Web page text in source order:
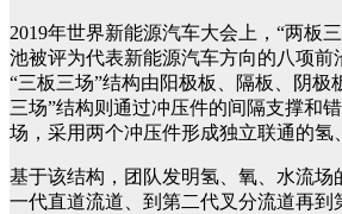
2019年世界新能源汽车大会上，“两板
池被评为代表新能源汽车方向的八项前
“三板三场”结构由阳极板、隔板、阴极
三场”结构则通过冲压件的间隔支撑和
场，采用两个冲压件形成独立联通的氢
基于该结构，团队发明氢、氧、水流场
一代直道流道、到第二代叉分流道再到